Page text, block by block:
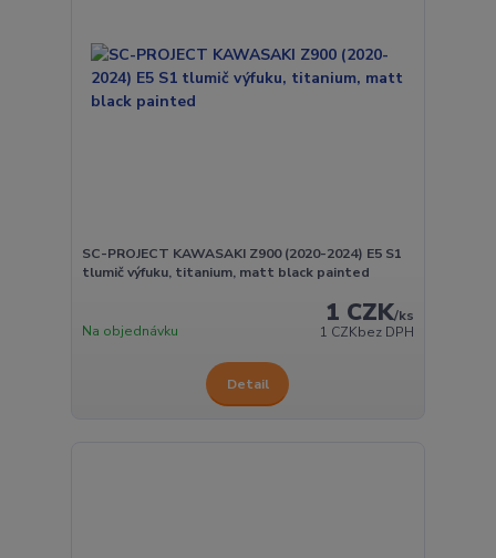
SC-PROJECT KAWASAKI Z900 (2020-2024) E5 S1
tlumič výfuku, titanium, matt black painted
1 CZK/ks
1 CZKbez DPH
Na objednávku
Detail